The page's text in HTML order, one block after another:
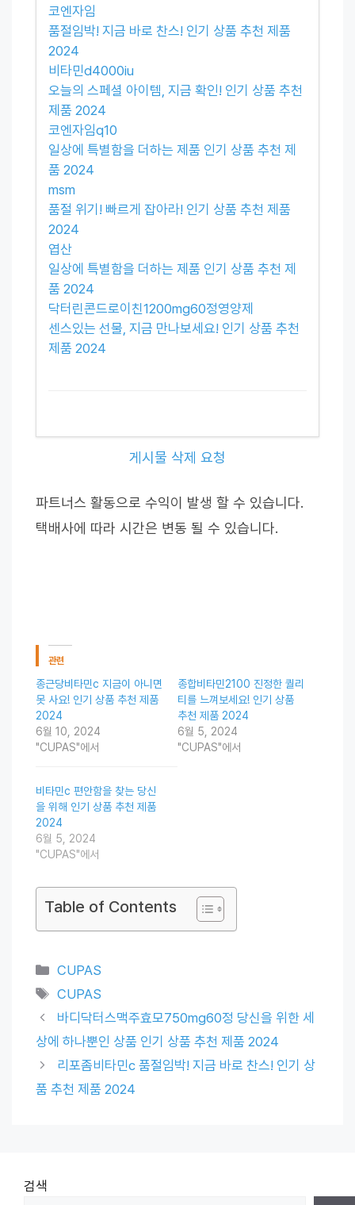
코엔자임
품절임박! 지금 바로 찬스! 인기 상품 추천 제품
2024
비타민d4000iu
오늘의 스페셜 아이템, 지금 확인! 인기 상품 추천
제품 2024
코엔자임q10
일상에 특별함을 더하는 제품 인기 상품 추천 제
품 2024
msm
품절 위기! 빠르게 잡아라! 인기 상품 추천 제품
2024
엽산
일상에 특별함을 더하는 제품 인기 상품 추천 제
품 2024
닥터린콘드로이친1200mg60정영양제
센스있는 선물, 지금 만나보세요! 인기 상품 추천
제품 2024
게시물 삭제 요청
파트너스 활동으로 수익이 발생 할 수 있습니다.
택배사에 따라 시간은 변동 될 수 있습니다.
관련
종근당비타민c 지금이 아니면
못 사요! 인기 상품 추천 제품
2024
6월 10, 2024
"CUPAS"에서
종합비타민2100 진정한 퀄리
티를 느껴보세요! 인기 상품
추천 제품 2024
6월 5, 2024
"CUPAS"에서
비타민c 편안함을 찾는 당신
을 위해 인기 상품 추천 제품
2024
6월 5, 2024
"CUPAS"에서
Table of Contents
Categories
CUPAS
Tags
CUPAS
바디닥터스맥주효모750mg60정 당신을 위한 세
상에 하나뿐인 상품 인기 상품 추천 제품 2024
리포좀비타민c 품절임박! 지금 바로 찬스! 인기 상
품 추천 제품 2024
검색